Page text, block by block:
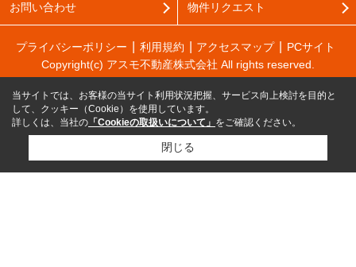
お問い合わせ 物件リクエスト
プライバシーポリシー 利用規約 アクセスマップ
PCサイト
Copyright(c) アスモ不動産株式会社 All rights reserved.
当サイトでは、お客様の当サイト利用状況把握、サービス向上検討を目的と
して、クッキー（Cookie）を使用しています。
詳しくは、当社の 「Cookieの取扱いについて」 をご確認ください。
閉じる